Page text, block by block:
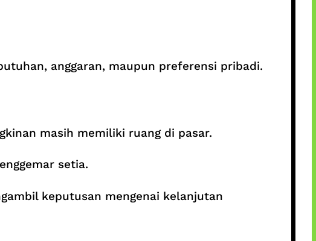
anggaran, maupun preferensi pribadi.
masih memiliki ruang di pasar.
setia.
keputusan mengenai kelanjutan